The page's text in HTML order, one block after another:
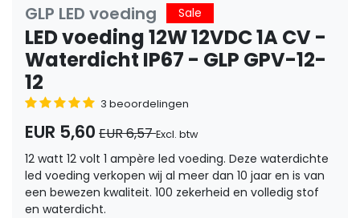
GLP LED voeding Sale
LED voeding 12W 12VDC 1A CV -
Waterdicht IP67 - GLP GPV-12-
12
3 beoordelingen
EUR 5,60 EUR 6,57Excl. btw
12 watt 12 volt 1 ampère led voeding. Deze waterdichte
led voeding verkopen wij al meer dan 10 jaar en is van
een bewezen kwaliteit. 100 zekerheid en volledig stof
en waterdicht.